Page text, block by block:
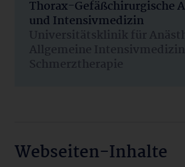
Thorax-Gefäßchirurgische
und Intensivmedizin
Universitätsklinik für
Allgemeine
Schmerztherapie
Webseiten-Inhalte